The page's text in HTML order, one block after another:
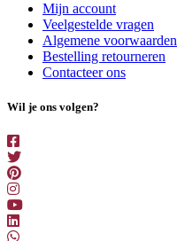
Mijn account
Veelgestelde vragen
Algemene voorwaarden
Bestelling retourneren
Contacteer ons
Wil je ons volgen?